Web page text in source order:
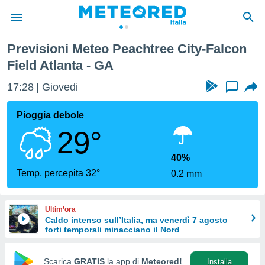
di
per
le
di
Web
le
Previsioni Meteo Peachtree City-Falcon
Field Atlanta - GA
17:28 Giovedi ...
Pioggia debole
29°
Temp. percepita 32°
40%
0.2 mm
Ultim’ora
Caldo intenso sull’Italia, ma venerdì 7 agosto
forti temporali minacciano il Nord
Scarica GRATIS la app di Meteored! Installa